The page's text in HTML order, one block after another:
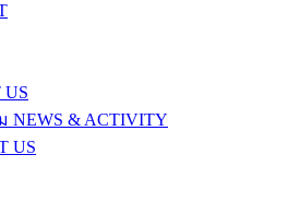
US
NEWS & ACTIVITY
US